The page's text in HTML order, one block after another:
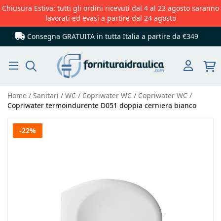
Chiusura Estiva: tutti gli ordini ricevuti dal 4 al 23 agosto saranno
lavorati ed evasi a partire dal 24 agosto
Consegna GRATUITA in tutta Italia a partire da €349
Home Sanitari WC Copriwater WC
Copriwater WC
Copriwater termoindurente D051 doppia cerniera bianco
Vai
-22%